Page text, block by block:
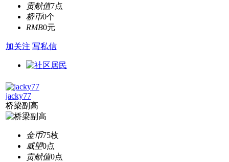
贡献值7点
桥币0个
RMB0元
加关注 写私信
jacky77
桥梁副高
金币75枚
威望0点
贡献值0点